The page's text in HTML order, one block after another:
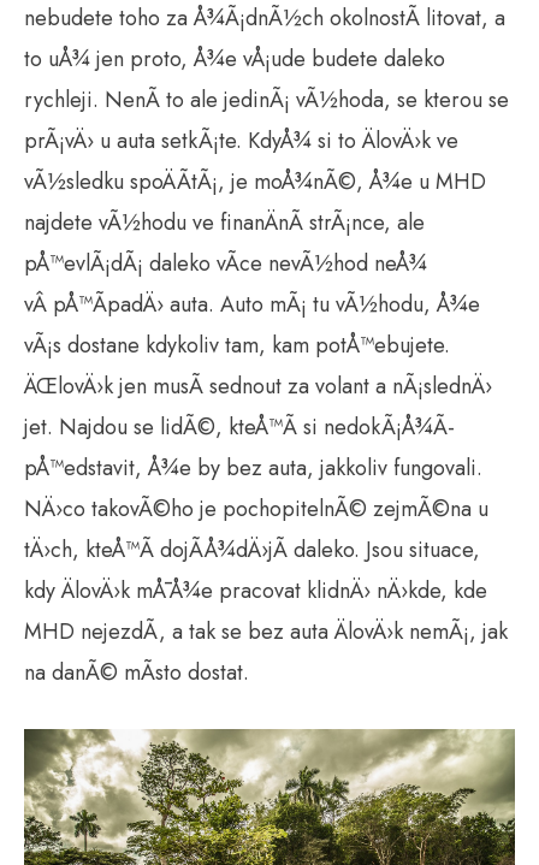
nebudete toho za Å¾Ã¡dnÃ½ch okolnostÃ­ litovat, a
to uÅ¾ jen proto, Å¾e vÅ¡ude budete daleko
rychleji. NenÃ­ to ale jedinÃ¡ vÃ½hoda, se kterou se
prÃ¡vÄ› u auta setkÃ¡te. KdyÅ¾ si to ÄlovÄ›k ve
vÃ½sledku spoÄÃ­tÃ¡, je moÅ¾nÃ©, Å¾e u MHD
najdete vÃ½hodu ve finanÄnÃ­ strÃ¡nce, ale
pÅ™evlÃ¡dÃ¡ daleko vÃ­ce nevÃ½hod neÅ¾
vÂ pÅ™Ã­padÄ› auta. Auto mÃ¡ tu vÃ½hodu, Å¾e
vÃ¡s dostane kdykoliv tam, kam potÅ™ebujete.
ÄŒlovÄ›k jen musÃ­ sednout za volant a nÃ¡slednÄ›
jet. Najdou se lidÃ©, kteÅ™Ã­ si nedokÃ¡Å¾Ã­
pÅ™edstavit, Å¾e by bez auta, jakkoliv fungovali.
NÄ›co takovÃ©ho je pochopitelnÃ© zejmÃ©na u
tÄ›ch, kteÅ™Ã­ dojÃ­Å¾dÄ›jÃ­ daleko. Jsou situace,
kdy ÄlovÄ›k mÅ¯Å¾e pracovat klidnÄ› nÄ›kde, kde
MHD nejezdÃ­, a tak se bez auta ÄlovÄ›k nemÃ¡, jak
na danÃ© mÃ­sto dostat.